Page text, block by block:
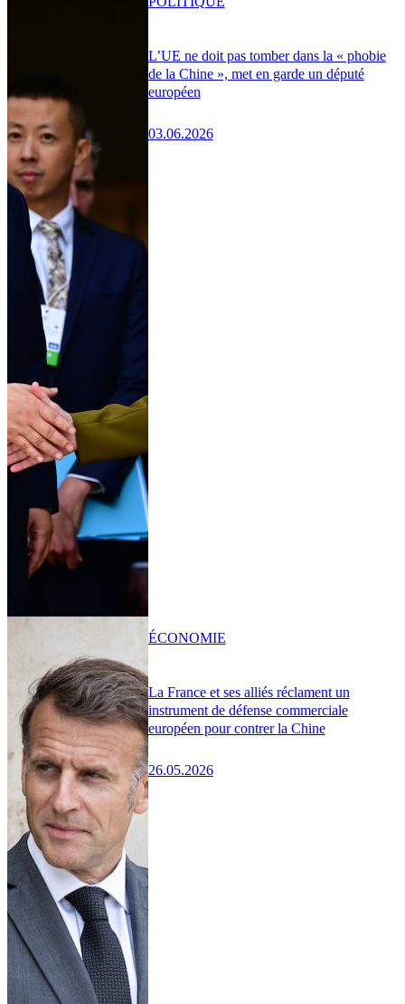
L’UE ne doit pas tomber dans la « phobie
de la Chine », met en garde un député
européen
03.06.2026
La France et ses alliés réclament un
instrument de défense commerciale
européen pour contrer la Chine
26.05.2026
ÉCONOMIE